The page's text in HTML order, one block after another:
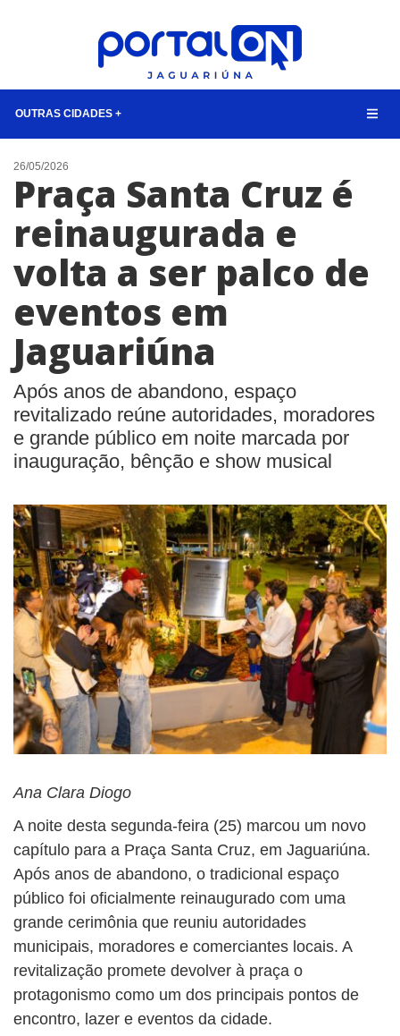
OUTRAS CIDADES +
NOTÍCIAS
LISTA DIGITAL
CONTATO
ANUNCIE
26/05/2026
Praça Santa Cruz é
reinaugurada e
volta a ser palco de
eventos em
Jaguariúna
Após anos de abandono, espaço
revitalizado reúne autoridades, moradores
e grande público em noite marcada por
inauguração, bênção e show musical
Ana Clara Diogo
A noite desta segunda-feira (25) marcou um novo
capítulo para a Praça Santa Cruz, em Jaguariúna.
Após anos de abandono, o tradicional espaço
público foi oficialmente reinaugurado com uma
grande cerimônia que reuniu autoridades
municipais, moradores e comerciantes locais. A
revitalização promete devolver à praça o
protagonismo como um dos principais pontos de
encontro, lazer e eventos da cidade.